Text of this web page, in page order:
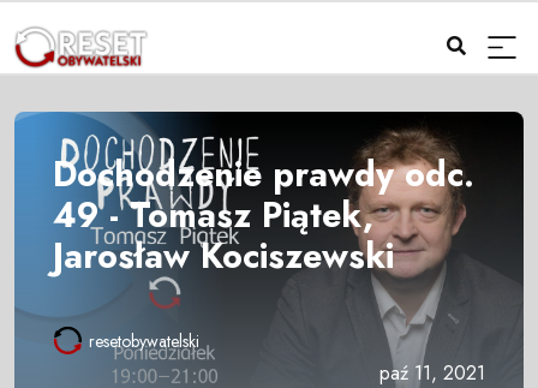
Dochodzenie prawdy odc.
49 - Tomasz Piątek,
Jarosław Kociszewski
resetobywatelski
paź 11, 2021